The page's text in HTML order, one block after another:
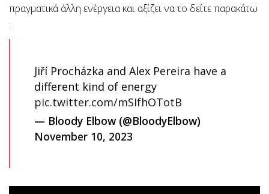
πραγματικά άλλη ενέργεια και αξίζει να το δείτε παρακάτω
:
Jiří Procházka and Alex Pereira have a
different kind of energy
pic.twitter.com/mSIfhOTotB
— Bloody Elbow (@BloodyElbow)
November 10, 2023